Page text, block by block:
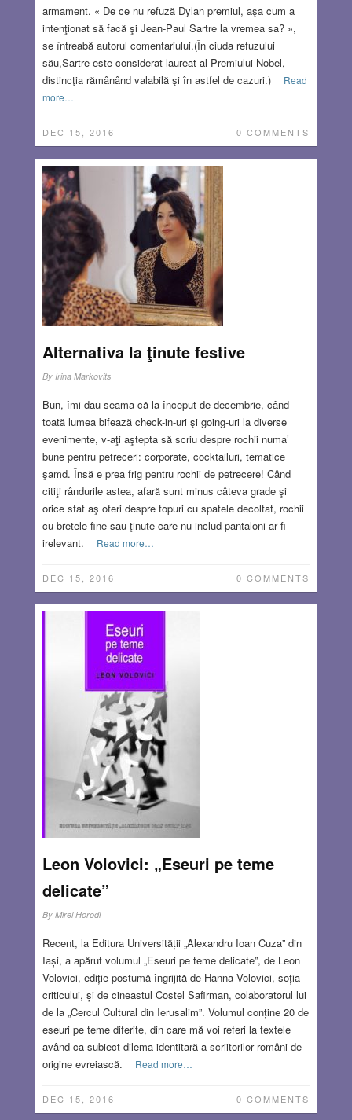
armament. « De ce nu refuză Dylan premiul, aşa cum a
intenţionat să facă şi Jean-Paul Sartre la vremea sa? »,
se întreabă autorul comentariului.(În ciuda refuzului
său,Sartre este considerat laureat al Premiului Nobel,
distincţia rămânând valabilă şi în astfel de cazuri.)
Read
more…
DEC 15, 2016 0 COMMENTS
Alternativa la ţinute festive
By Irina Markovits
Bun, îmi dau seama că la început de decembrie, când
toată lumea bifează check-in-uri şi going-uri la diverse
evenimente, v-aţi aştepta să scriu despre rochii numa’
bune pentru petreceri: corporate, cocktailuri, tematice
şamd. Însă e prea frig pentru rochii de petrecere! Când
citiţi rândurile astea, afară sunt minus câteva grade şi
orice sfat aş oferi despre topuri cu spatele decoltat, rochii
cu bretele fine sau ţinute care nu includ pantaloni ar fi
irelevant.
Read more…
DEC 15, 2016 0 COMMENTS
Leon Volovici: „Eseuri pe teme
delicate”
By Mirel Horodi
Recent, la Editura Universității „Alexandru Ioan Cuza” din
Iași, a apărut volumul „Eseuri pe teme delicate”, de Leon
Volovici, ediție postumă îngrijită de Hanna Volovici, soția
criticului, și de cineastul Costel Safirman, colaboratorul lui
de la „Cercul Cultural din Ierusalim”. Volumul conține 20 de
eseuri pe teme diferite, din care mă voi referi la textele
având ca subiect dilema identitară a scriitorilor români de
origine evreiască.
Read more…
DEC 15, 2016 0 COMMENTS